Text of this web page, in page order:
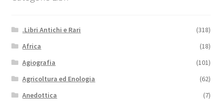
.Libri Antichi e Rari
(318)
Africa
(18)
Agiografia
(101)
Agricoltura ed Enologia
(62)
Anedottica
(7)